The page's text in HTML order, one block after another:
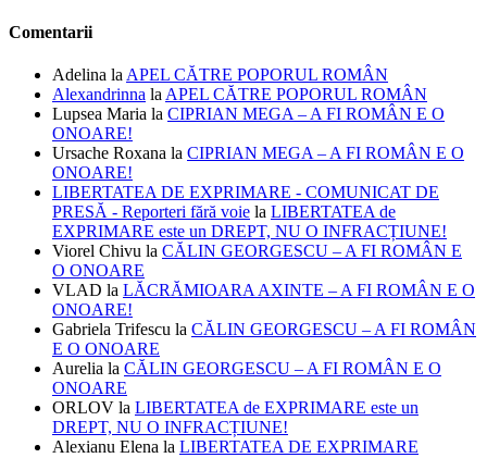
Comentarii
Adelina la APEL CĂTRE POPORUL ROMÂN
Alexandrinna la APEL CĂTRE POPORUL ROMÂN
Lupsea Maria la CIPRIAN MEGA – A FI ROMÂN E O
ONOARE!
Ursache Roxana la CIPRIAN MEGA – A FI ROMÂN E O
ONOARE!
LIBERTATEA DE EXPRIMARE - COMUNICAT DE
PRESĂ - Reporteri fără voie la LIBERTATEA de
EXPRIMARE este un DREPT, NU O INFRACȚIUNE!
Viorel Chivu la CĂLIN GEORGESCU – A FI ROMÂN E
O ONOARE
VLAD la LĂCRĂMIOARA AXINTE – A FI ROMÂN E O
ONOARE!
Gabriela Trifescu la CĂLIN GEORGESCU – A FI ROMÂN
E O ONOARE
Aurelia la CĂLIN GEORGESCU – A FI ROMÂN E O
ONOARE
ORLOV la LIBERTATEA de EXPRIMARE este un
DREPT, NU O INFRACȚIUNE!
Alexianu Elena la LIBERTATEA DE EXPRIMARE